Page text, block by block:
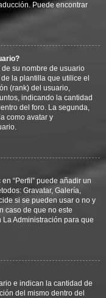
Puede encontrar
su nombre de usuario
la plantilla que utilice el
(rank) del usuario,
indicando la cantidad
del foro. La segunda,
como avatar y
“Perfil” puede añadir un
Gravatar, Galería,
si se pueden usar o no y
caso de que no este
Administración para que
e indican la cantidad de
del mismo dentro del